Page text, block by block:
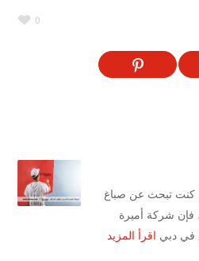
0
كنت تبحث عن صباغ
فإن شركة أميرة
في دبي اقرأ المزيد